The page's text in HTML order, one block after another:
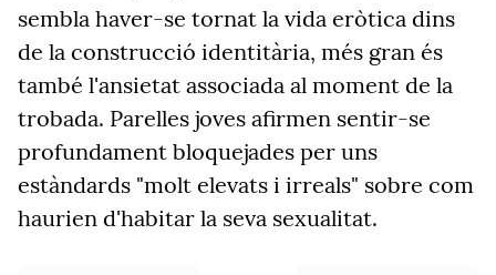
sembla haver-se tornat la vida eròtica dins
de la construcció identitària, més gran és
també l'ansietat associada al moment de la
trobada. Parelles joves afirmen sentir-se
profundament bloquejades per uns
estàndards "molt elevats i irreals" sobre com
haurien d'habitar la seva sexualitat.